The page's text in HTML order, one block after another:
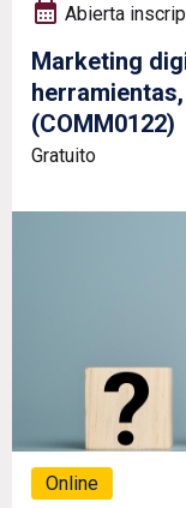
Abierta
Marketing
(COMM0122)
Gratuito
Online